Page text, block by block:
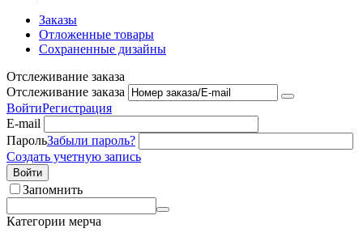
Заказы
Отложенные товары
Сохраненные дизайны
Отслеживание заказа
Отслеживание заказа
ВойтиРегистрация
E-mail
ПарольЗабыли пароль?
Создать учетную запись
Войти
Запомнить
Категории мерча